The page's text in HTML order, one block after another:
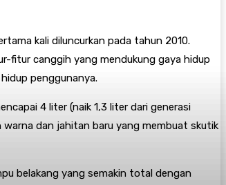
kali diluncurkan pada tahun 2010.
fitur canggih yang mendukung gaya hidup
penggunanya.
4 liter (naik 1,3 liter dari generasi
dan jahitan baru yang membuat skutik
belakang yang semakin total dengan